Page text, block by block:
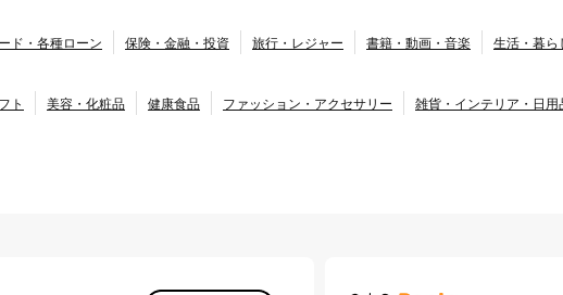
ド・各種ローン
保険・金融・投資 旅行・レジャー 書籍・動画・音楽 生活・暮ら
ト
美容・化粧品 健康食品 ファッション・アクセサリー
雑貨・インテリア・日用